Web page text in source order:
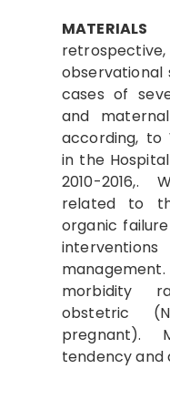
observational
cases of
and
according, to
in the
2010-2016,.
related to
organic
morbidity
obstetric
pregnant).
tendency and